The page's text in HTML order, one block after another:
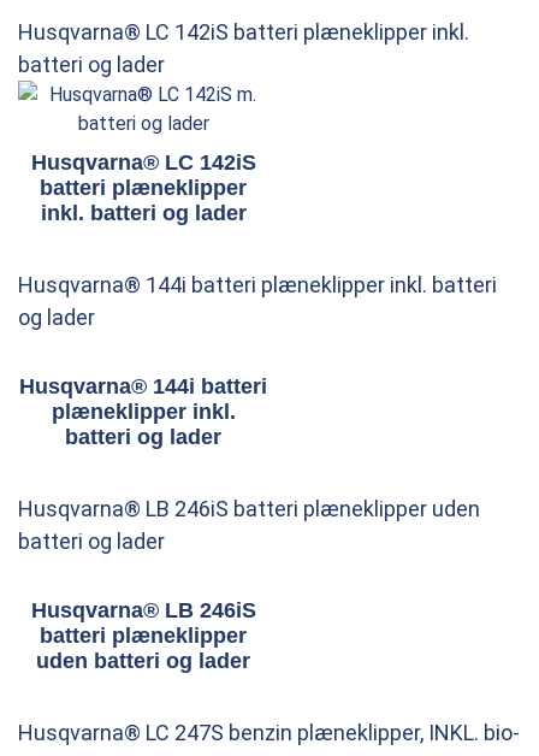
Husqvarna® LC 142iS batteri plæneklipper inkl.
batteri og lader
Husqvarna® LC 142iS
batteri plæneklipper
inkl. batteri og lader
Husqvarna® 144i batteri plæneklipper inkl. batteri
og lader
Husqvarna® 144i batteri
plæneklipper inkl.
batteri og lader
Husqvarna® LB 246iS batteri plæneklipper uden
batteri og lader
Husqvarna® LB 246iS
batteri plæneklipper
uden batteri og lader
Husqvarna® LC 247S benzin plæneklipper, INKL. bio-